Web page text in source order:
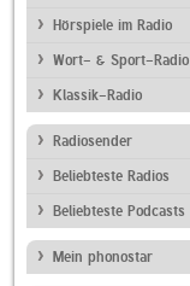
Hörspiele im Radio
Wort- & Sport-Radio
Klassik-Radio
Radiosender
Beliebteste Radios
Beliebteste Podcasts
Mein phonostar